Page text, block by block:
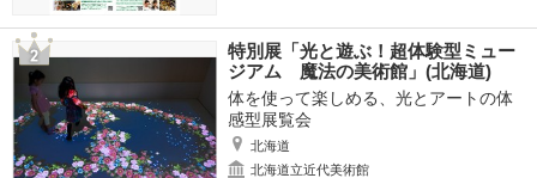
特別展「光と遊ぶ！超体験型ミュー
ジアム 魔法の美術館」(北海道)
体を使って楽しめる、光とアートの体
感型展覧会
北海道
北海道立近代美術館